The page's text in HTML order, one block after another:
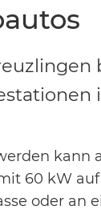
kann
60 kW
oder an